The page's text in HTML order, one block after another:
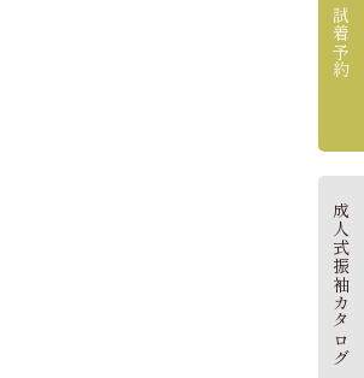
試着予約
成人式振袖カタログ